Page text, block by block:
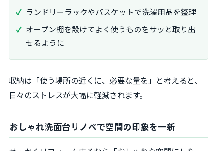
ランドリーラックやバスケットで洗濯用品を整理
オープン棚を設けてよく使うものをサッと取り出
せるように
収納は「使う場所の近くに、必要な量を」と考えると、
日々のストレスが大幅に軽減されます。
おしゃれ洗面台リノベで空間の印象を一新